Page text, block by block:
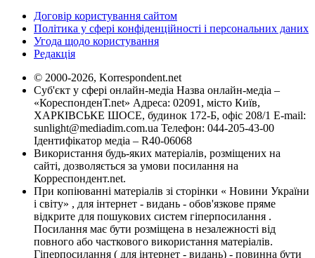
Договір користування сайтом
Політика у сфері конфіденційності і персональних даних
Угода щодо користування
Редакція
© 2000-2026, Korrespondent.net
Суб'єкт у сфері онлайн-медіа Назва онлайн-медіа –
«КореспонденТ.net» Адреса: 02091, місто Київ,
ХАРКІВСЬКЕ ШОСЕ, будинок 172-Б, офіс 208/1 E-mail:
sunlight@mediadim.com.ua Телефон: 044-205-43-00
Ідентифікатор медіа – R40-06068
Використання будь-яких матеріалів, розміщених на
сайті, дозволяється за умови посилання на
Корреспондент.net.
При копіюванні матеріалів зі сторінки « Новини України
і світу» , для інтернет - видань - обов'язкове пряме
відкрите для пошукових систем гіперпосилання .
Посилання має бути розміщена в незалежності від
повного або часткового використання матеріалів.
Гіперпосилання ( для інтернет - видань) - повинна бути